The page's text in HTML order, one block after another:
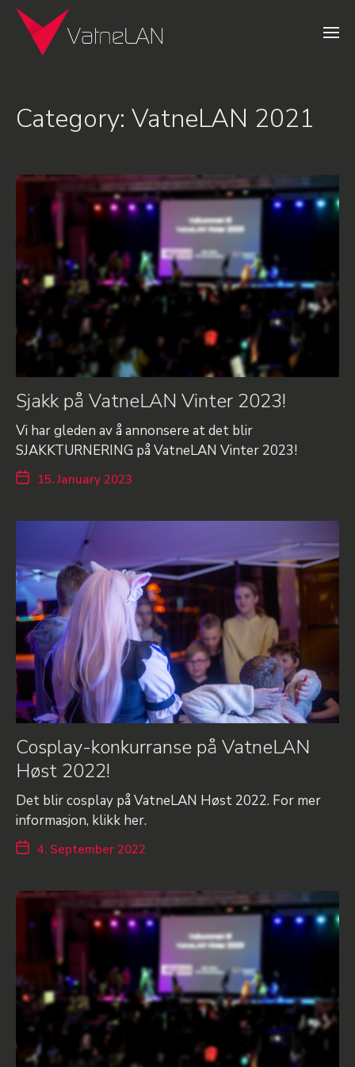
Category: VatneLAN 2021
Sjakk på VatneLAN Vinter 2023!
Vi har gleden av å annonsere at det blir
SJAKKTURNERING på VatneLAN Vinter 2023!
15. January 2023
Cosplay-konkurranse på VatneLAN
Høst 2022!
Det blir cosplay på VatneLAN Høst 2022. For mer
informasjon, klikk her.
4. September 2022